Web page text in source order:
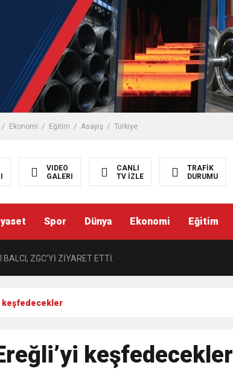
Ekonomi Eğitim Asayiş Türkiye
VIDEO
GALERI
CANLI
TV İZLE
TRAFİK
DURUMU
Spor Dünya Ekonomi Eğitim
ZGC’Yİ ZİYARET ETTİ.
keşfedecekler
keşfedecekler